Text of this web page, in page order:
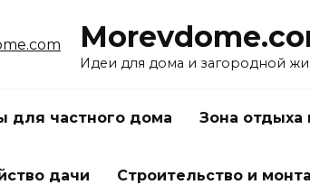
Идеи для дома и загородной
для частного дома Зона
дачи Строительство и